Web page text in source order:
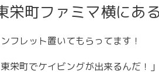
栄町ファミマ横にあ
フレット置いてもらってます！
東栄町でケイビングが出来るんだ！」